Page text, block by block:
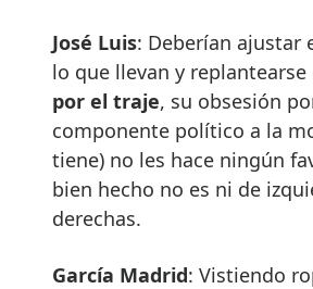
José Luis: Deberían ajustar
lo que llevan y replantearse
por el traje, su obsesión
componente político a la
tiene) no les hace ningún
bien hecho no es ni de
derechas.
García Madrid: Vistiendo